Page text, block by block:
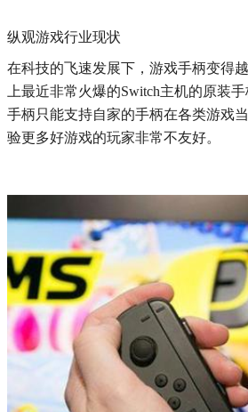
纵观游戏行业现状
在科技的飞速发展下，游戏手柄变得
上最近非常火爆的Switch主机的原装
手柄只能支持自家的手柄在各类游戏
验更多好游戏的玩家非常不友好。